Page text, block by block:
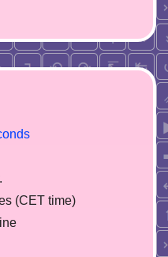
(CET time)